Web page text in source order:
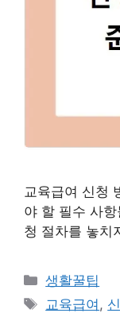
교육급여 신청
야 할 필수 사
청 절차를 놓치
카
테
생활꿀팁
태
교육급여 ,